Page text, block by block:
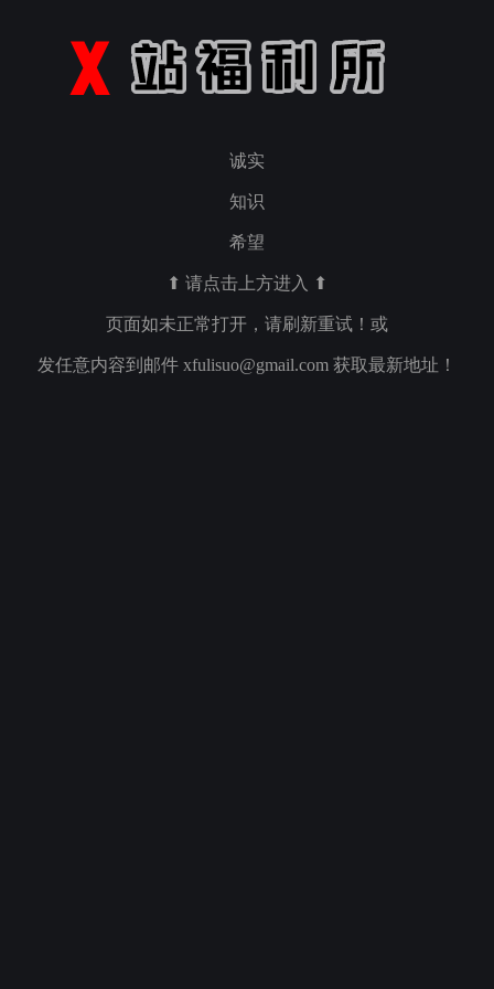
诚实
知识
希望
⬆ 请点击上方进入 ⬆
页面如未正常打开，请刷新重试！或
发任意内容到邮件 xfulisuo@gmail.com 获取最新地址！